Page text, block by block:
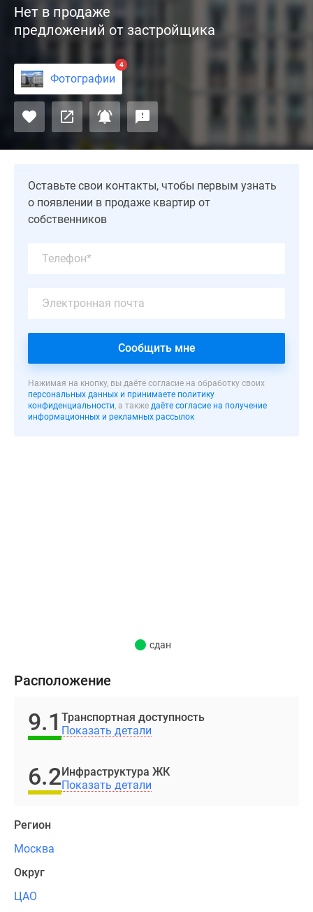
–
новый
у
Москвы-
реки
от
девелопера
«Самолет».
бизнес-
класса
построен
доступности
Садового
минутах
езды
Кремля,
здесь
Павелецкий
вокзал
парк.
Выгодное
комплекса
быстро
добраться
только
Нет в продаже
предложений от застройщика
Фотографии
4
Оставьте свои контакты, чтобы первым узнать
о появлении в продаже квартир от
собственников
Сообщить мне
Нажимая на кнопку, вы даёте согласие на обработку своих
персональных данных и принимаете политику
конфиденциальности, а также даёте согласие на получение
информационных и рекламных рассылок
сдан
Расположение
9.1 Транспортная доступность
Показать детали
6.2Инфраструктура ЖК
Показать детали
Регион
Москва
Округ
ЦАО